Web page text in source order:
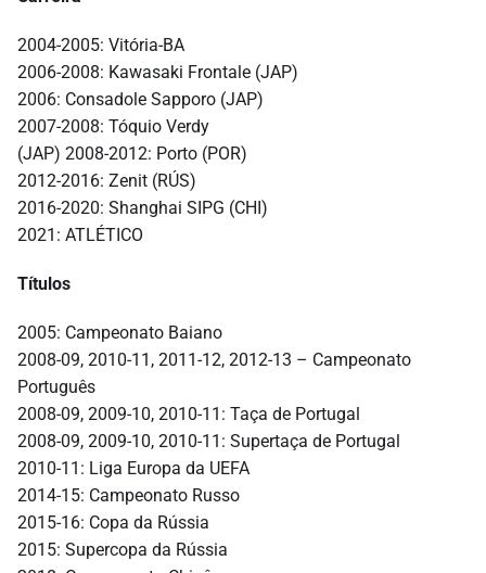
2004-2005: Vitória-BA
2006-2008: Kawasaki Frontale (JAP)
2006: Consadole Sapporo (JAP)
2007-2008: Tóquio Verdy
(JAP) 2008-2012: Porto (POR)
2012-2016: Zenit (RÚS)
2016-2020: Shanghai SIPG (CHI)
2021: ATLÉTICO
Títulos
2005: Campeonato Baiano
2008-09, 2010-11, 2011-12, 2012-13 – Campeonato
Português
2008-09, 2009-10, 2010-11: Taça de Portugal
2008-09, 2009-10, 2010-11: Supertaça de Portugal
2010-11: Liga Europa da UEFA
2014-15: Campeonato Russo
2015-16: Copa da Rússia
2015: Supercopa da Rússia